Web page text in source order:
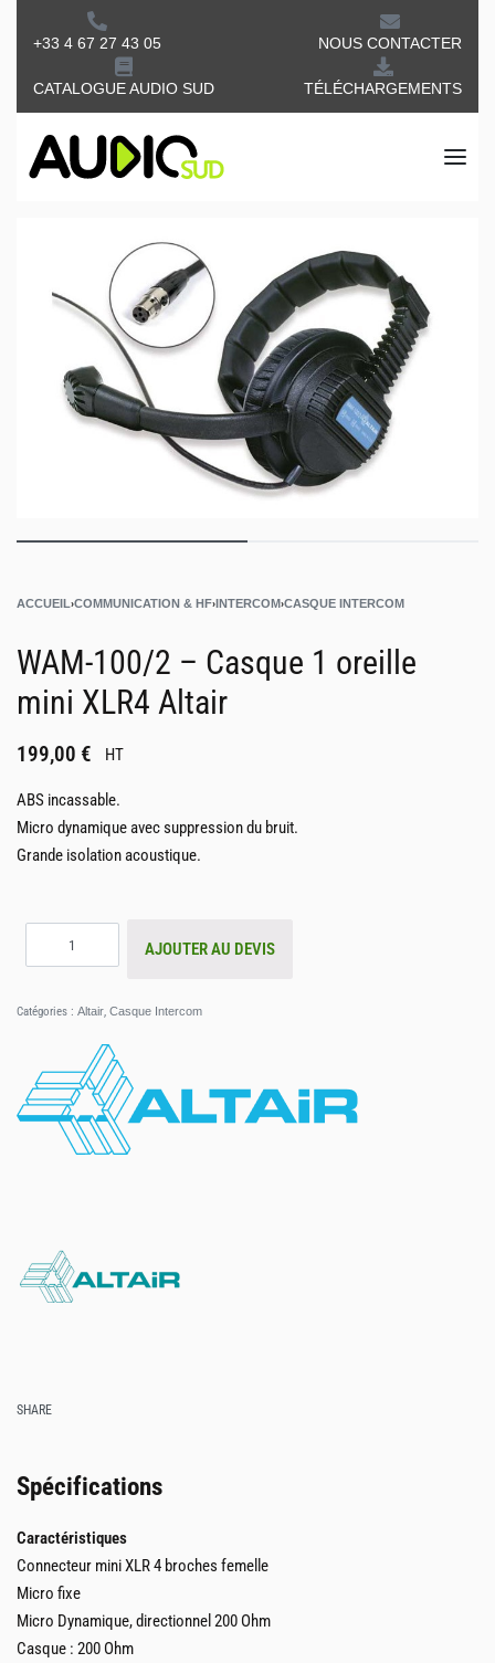
+33 4 67 27 43 05 NOUS CONTACTER
CATALOGUE AUDIO SUD TÉLÉCHARGEMENTS
ACCUEIL›COMMUNICATION & HF› INTERCOM›CASQUE INTERCOM
WAM-100/2 – Casque 1 oreille
mini XLR4 Altair
199,00 € HT
ABS incassable.
Micro dynamique avec suppression du bruit.
Grande isolation acoustique.
AJOUTER AU DEVIS
Catégories : Altair, Casque Intercom
SHARE
Spécifications
Caractéristiques
Connecteur mini XLR 4 broches femelle
Micro fixe
Micro Dynamique, directionnel 200 Ohm
Casque : 200 Ohm